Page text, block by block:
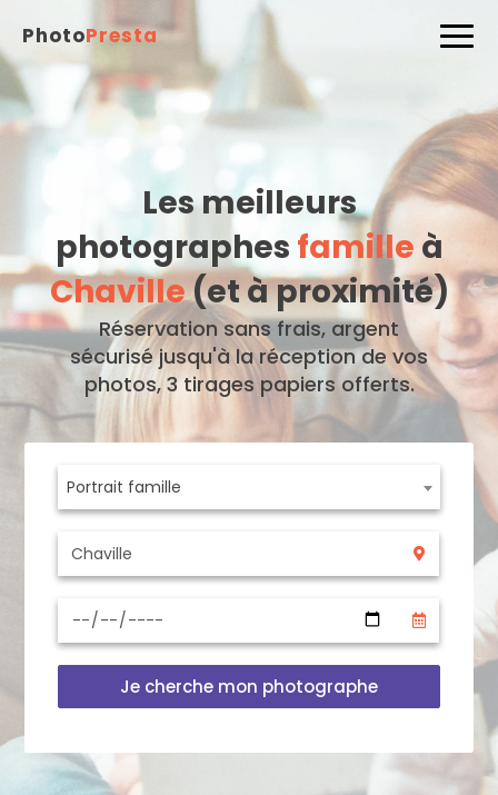
PhotoPresta
Les meilleurs
photographes famille à
Chaville(et à proximité)
Réservation sans frais, argent
sécurisé jusqu'à la réception de vos
photos, 3 tirages papiers offerts.
Portrait famille
Je cherche mon photographe